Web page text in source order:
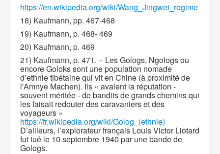
https://en.wikipedia.org/wiki/Wang_Jingwei_regime
18) Kaufmann, pp. 467-468
19) Kaufmann, p. 468- 469
20) Kaufmann, p. 469
21) Kaufmann, p. 471. – Les Gologs, Ngologs ou
encore Goloks sont une population nomade
d’ethnie tibétaine qui vit en Chine (à proximité de
l'Amnye Machen). Ils « avaient la réputation -
souvent méritée - de bandits de grands chemins qui
les faisait redouter des caravaniers et des
voyageurs »
https://fr.wikipedia.org/wiki/Golog_(ethnie)
D’ailleurs, l’explorateur français Louis Victor Liotard
fut tué le 10 septembre 1940 par une bande de
Gologs.